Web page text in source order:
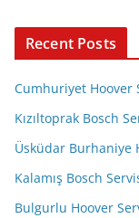
Recent Posts
Cumhuriyet Hoover
Kızıltoprak Bosch
Üsküdar Burhaniye
Kalamış Bosch
Bulgurlu Hoover